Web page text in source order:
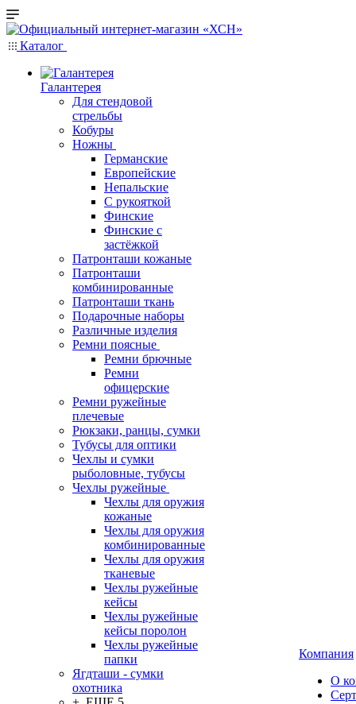
Каталог
Галантерея
Для стендовой
стрельбы
Кобуры
Ножны
Германские
Европейские
Непальские
С рукояткой
Финские
Финские с
застёжкой
Патронташи кожаные
Патронташи
комбинированные
Патронташи ткань
Подарочные наборы
Различные изделия
Ремни поясные
Ремни брючные
Ремни
офицерские
Ремни ружейные
плечевые
Рюкзаки, ранцы, сумки
Тубусы для оптики
Чехлы и сумки
рыболовные, тубусы
Чехлы ружейные
Чехлы для оружия
кожаные
Чехлы для оружия
комбинированные
Чехлы для оружия
тканевые
Чехлы ружейные
кейсы
Чехлы ружейные
кейсы поролон
Чехлы ружейные
папки
Ягдташи - сумки
охотника
Компания
О